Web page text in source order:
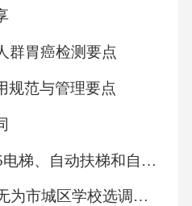
活活动量表测评，针
设计模拟训练，保留
等低压力任务。日常
控职业功能评估社交
核心方案4.要点三规范
医嘱服用利培酮、奥
物，采用药盒分装或
群胃癌检测要点
规范与管理要点
GB/T 46151-2025电梯、自动扶梯和自动人行道的电气要求信息传输与控制安全
2025安徽芜湖市无为市城区学校选调教师85人笔试备考试题及答案解析